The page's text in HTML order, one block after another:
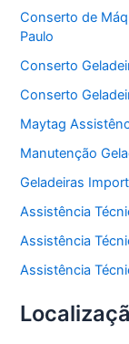
a
s
Conserto de
Paulo
Conserto
Conserto
Maytag
Manutenção
Geladeiras
Assistência
Assistência
Assistência